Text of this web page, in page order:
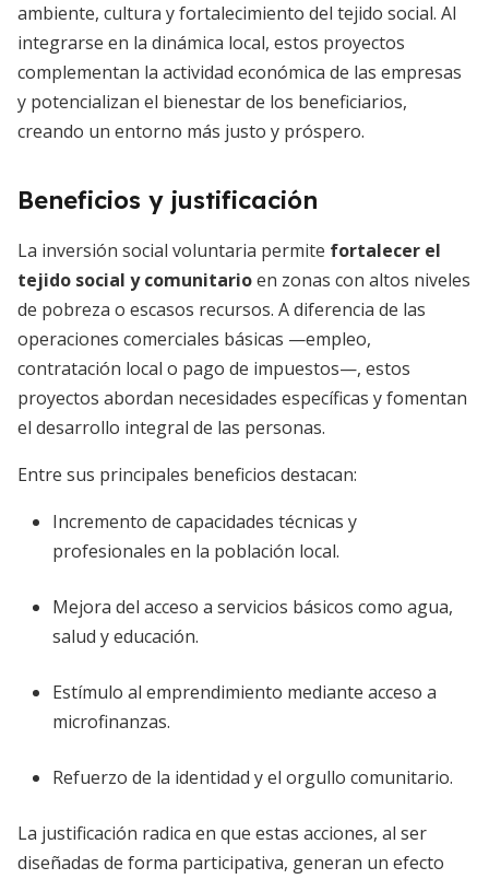
ambiente, cultura y fortalecimiento del tejido social. Al
integrarse en la dinámica local, estos proyectos
complementan la actividad económica de las empresas
y potencializan el bienestar de los beneficiarios,
creando un entorno más justo y próspero.
Beneficios y justificación
La inversión social voluntaria permite fortalecer el
tejido social y comunitarioen zonas con altos niveles
de pobreza o escasos recursos. A diferencia de las
operaciones comerciales básicas —empleo,
contratación local o pago de impuestos—, estos
proyectos abordan necesidades específicas y fomentan
el desarrollo integral de las personas.
Entre sus principales beneficios destacan:
Incremento de capacidades técnicas y
profesionales en la población local.
Mejora del acceso a servicios básicos como agua,
salud y educación.
Estímulo al emprendimiento mediante acceso a
microfinanzas.
Refuerzo de la identidad y el orgullo comunitario.
La justificación radica en que estas acciones, al ser
diseñadas de forma participativa, generan un efecto